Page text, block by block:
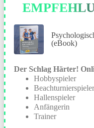
(eBook)
Der Schlag Härter!
Hobbyspieler
Hallenspieler
Anfängerin
Trainer